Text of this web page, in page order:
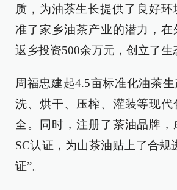
质，为油茶生长提供了良好环
准了家乡油茶产业的潜力，
返乡投资500余万元，创立了生
周福忠建起4.5亩标准化油茶
洗、烘干、压榨、灌装等现
全。同时，注册了茶油品牌，
SC认证，为山茶油贴上了合规
证”。